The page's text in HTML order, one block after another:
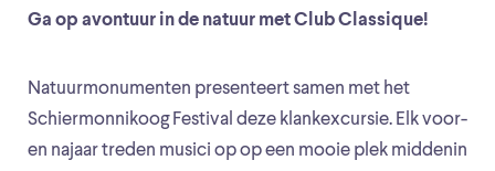
Ga op avontuur in de natuur met Club Classique!
Natuurmonumenten presenteert samen met het
Schiermonnikoog Festival deze klankexcursie. Elk voor-
en najaar treden musici op op een mooie plek middenin